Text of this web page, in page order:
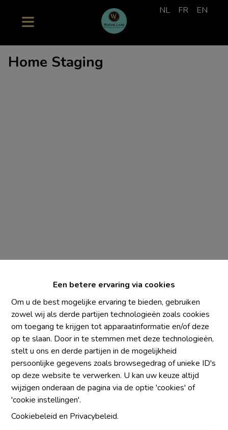
Een betere ervaring via cookies
Om u de best mogelijke ervaring te bieden, gebruiken
zowel wij als derde partijen technologieën zoals cookies
om toegang te krijgen tot apparaatinformatie en/of deze
op te slaan. Door in te stemmen met deze technologieën,
stelt u ons en derde partijen in de mogelijkheid
persoonlijke gegevens zoals browsegedrag of unieke ID's
op deze website te verwerken. U kan uw keuze altijd
wijzigen onderaan de pagina via de optie 'cookies' of
'cookie instellingen'.
Cookiebeleid en Privacybeleid.
NL FR EN
Home Staging
Chaque agence est juridiquement et financièrement
indépendante
SRL IMMO Water Lane - TVA BE 0755330288
Agrétion I.P.I. N° 510.423
RC professionnelle et cautionnement vis AXA Belgium
N° 730.390.160
Institut professionnel des agents immobiliers, rue du
Luxembourg 16 B, 1000 Bruxelles. Le